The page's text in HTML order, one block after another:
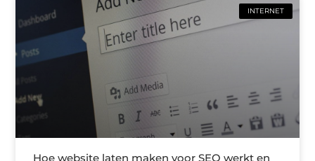
INTERNET
Hoe website laten maken voor SEO werkt en